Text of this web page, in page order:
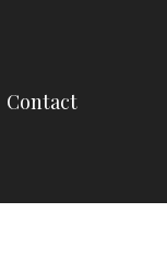
Contact